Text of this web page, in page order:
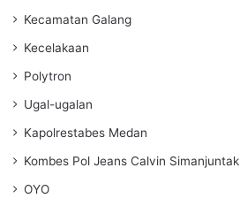
Kecamatan Galang
Kecelakaan
Polytron
Ugal-ugalan
Kapolrestabes Medan
Kombes Pol Jeans Calvin Simanjuntak
OYO